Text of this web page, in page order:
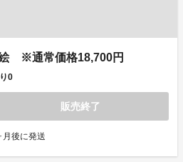
※通常価格18,700円
0
販売終了
月後に発送